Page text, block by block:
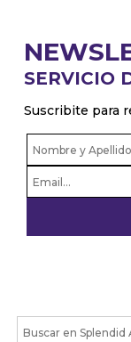
SERVICIO
Suscribite para